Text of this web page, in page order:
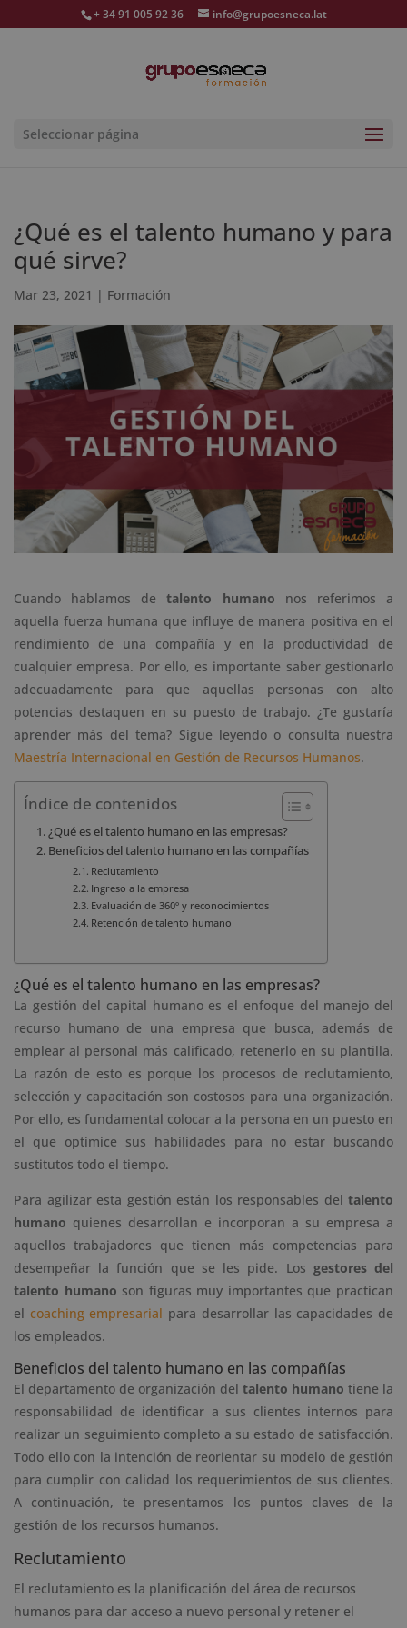
+ 34 91 005 92 36 info@grupoesneca.lat
Seleccionar página
¿Qué es el talento humano y para
qué sirve?
Mar 23, 2021 | Formación
Cuando hablamos detalento humano nos referimos a
aquella fuerza humana que influye de manera positiva en el
rendimiento de una compañía y en la productividad de
cualquier empresa. Por ello, es importante saber gestionarlo
adecuadamente para que aquellas personas con alto
potencias destaquen en su puesto de trabajo. ¿Te gustaría
aprender más del tema? Sigue leyendo o consulta nuestra
Maestría Internacional en Gestión de Recursos Humanos.
Índice de contenidos
¿Qué es el talento humano en las empresas?
Beneficios del talento humano en las compañías
Reclutamiento
Ingreso a la empresa
Evaluación de 360º y reconocimientos
Retención de talento humano
¿Qué es el talento humano en las empresas?
La gestión del capital humano es el enfoque del manejo del
recurso humano de una empresa que busca, además de
emplear al personal más calificado, retenerlo en su plantilla.
La razón de esto es porque los procesos de reclutamiento,
selección y capacitación son costosos para una organización.
Por ello, es fundamental colocar a la persona en un puesto en
el que optimice sus habilidades para no estar buscando
sustitutos todo el tiempo.
Para agilizar esta gestión están los responsables del talento
humano quienes desarrollan e incorporan a su empresa a
aquellos trabajadores que tienen más competencias para
desempeñar la función que se les pide. Los gestores del
talento humano son figuras muy importantes que practican
el coaching empresarial para desarrollar las capacidades de
los empleados.
Beneficios del talento humano en las compañías
El departamento de organización del talento humano tiene la
responsabilidad de identificar a sus clientes internos para
realizar un seguimiento completo a su estado de satisfacción.
Todo ello con la intención de reorientar su modelo de gestión
para cumplir con calidad los requerimientos de sus clientes.
A continuación, te presentamos los puntos claves de la
gestión de los recursos humanos.
Reclutamiento
El reclutamiento es la planificación del área de recursos
humanos para dar acceso a nuevo personal y retener el